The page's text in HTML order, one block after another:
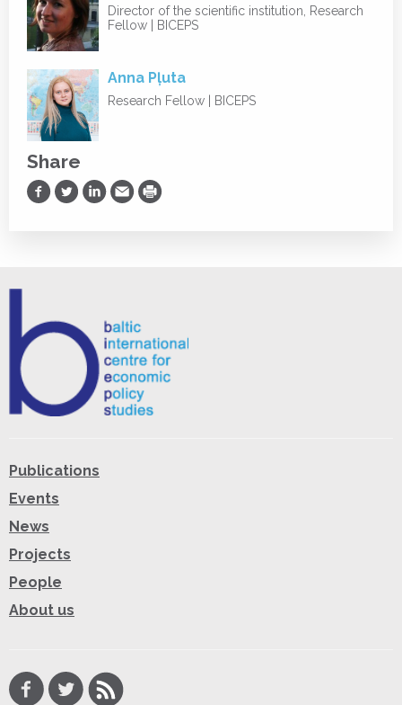
Director of the scientific institution, Research
Fellow | BICEPS
Anna Pļuta
Research Fellow | BICEPS
Share
Share on Facebook
Share on Twitter
Share on LinkedIn
Share via Email
Print
Publications
Events
News
Projects
People
About us
Facebook
TwitterRSS